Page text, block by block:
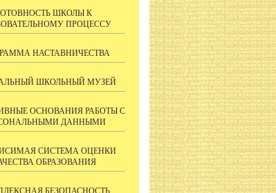
ШКОЛЫ К
ПРОЦЕССУ
НАСТАВНИЧЕСТВА
ШКОЛЬНЫЙ МУЗЕЙ
ОСНОВАНИЯ РАБОТЫ С
ДАННЫМИ
СИСТЕМА ОЦЕНКИ
ОБРАЗОВАНИЯ
БЕЗОПАСНОСТЬ